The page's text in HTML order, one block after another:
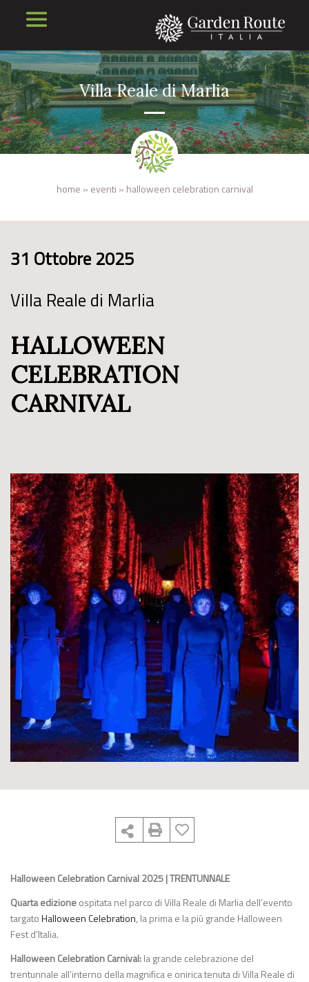
Villa Reale di Marlia
home » eventi » halloween celebration carnival
31 Ottobre 2025
Villa Reale di Marlia
HALLOWEEN
CELEBRATION
CARNIVAL
Halloween Celebration Carnival 2025 | TRENTUNNALE
Quarta edizioneospitata nel parco di Villa Reale di Marlia dell’evento
targatoHalloween Celebration, la prima e la più grande Halloween
Fest d’Italia.
Halloween Celebration Carnival:la grande celebrazione del
trentunnale all’interno della magnifica e onirica tenuta di Villa Reale di